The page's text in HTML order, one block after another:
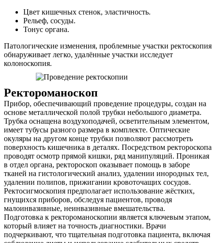
Цвет кишечных стенок, эластичность.
Рельеф, сосуды.
Тонус органа.
Патологические изменения, проблемные участки ректоскопия
обнаруживает легко, удалённые участки исследует
колоноскопия.
Ректороманоскоп
Прибор, обеспечивающий проведение процедуры, создан на
основе металлической полой трубки небольшого диаметра.
Трубка оснащена воздухоподачей, осветительным элементом,
имеет тубусы разного размера в комплекте. Оптические
окуляры на другом конце трубки позволяют рассмотреть
поверхность кишечника в деталях. Посредством ректороскопа
проводят осмотр прямой кишки, ряд манипуляций. Проникая
в отдел органа, ректороскоп оказывает помощь в заборе
тканей на гистологический анализ, удалении инородных тел,
удалении полипов, прижигании кровоточащих сосудов.
Ректосигмоскопия предполагает использование жёстких,
гнущихся приборов, обследуя пациентов, проводя
малоинвазивные, неинвазивные вмешательства.
Подготовка к ректороманоскопии является ключевым этапом,
который влияет на точность диагностики. Врачи
подчеркивают, что тщательная подготовка пациента, включая